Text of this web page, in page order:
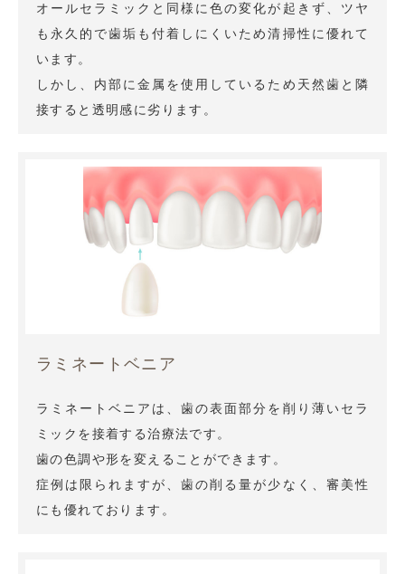
オールセラミックと同様に色の変化が起きず、ツヤ
も永久的で歯垢も付着しにくいため清掃性に優れて
います。
しかし、内部に金属を使用しているため天然歯と隣
接すると透明感に劣ります。
ラミネートベニア
ラミネートベニアは、歯の表面部分を削り薄いセラ
ミックを接着する治療法です。
歯の色調や形を変えることができます。
症例は限られますが、歯の削る量が少なく、審美性
にも優れております。